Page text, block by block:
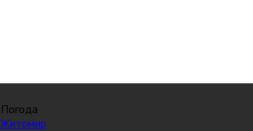
Погода
Житомир